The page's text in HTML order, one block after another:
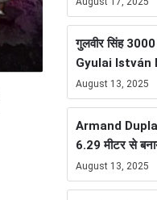
गुलवीर सिंह 3000
Gyulai István
August 13, 2025
Armand
6.29 मीटर से
August 13, 2025